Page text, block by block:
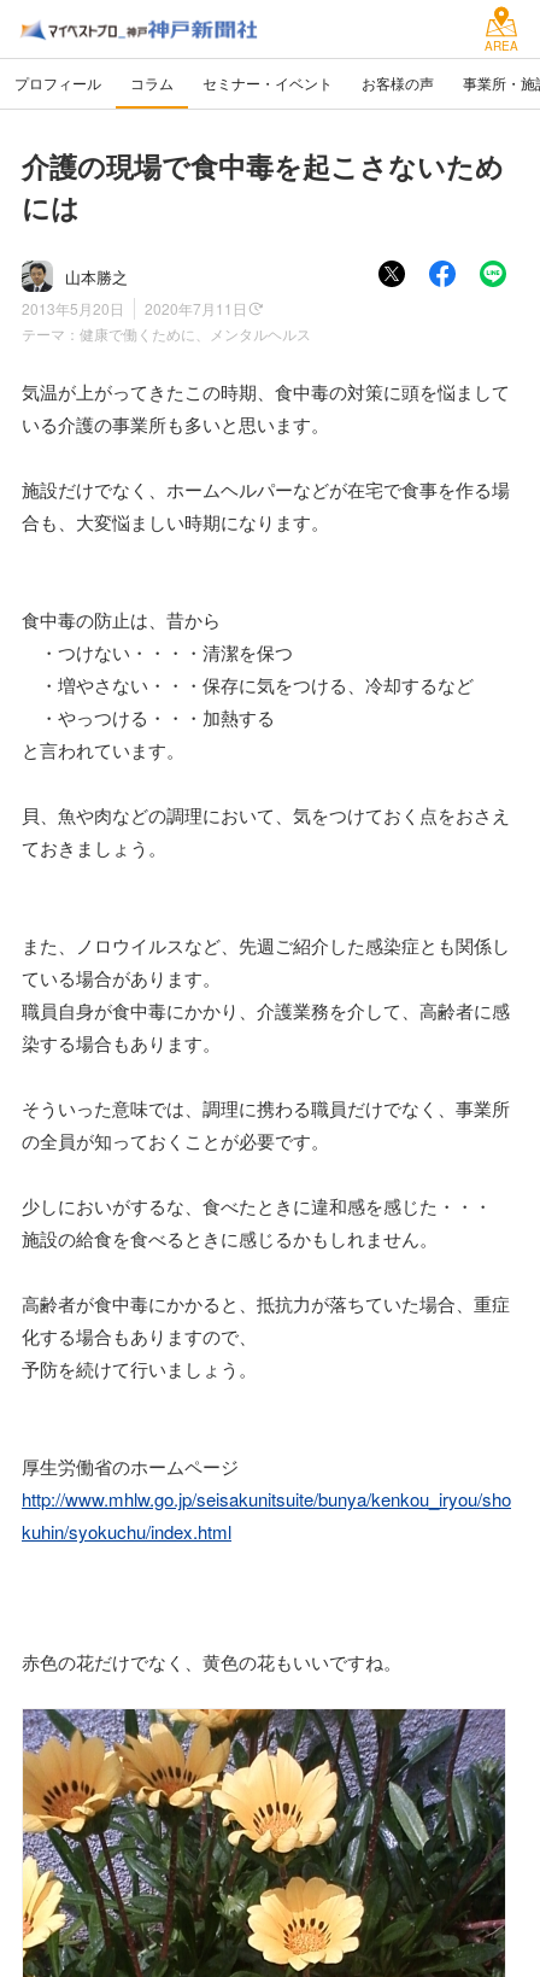
AREA
プロフィール コラム セミナー・イベント お客様の声 事業所・施
介護の現場で食中毒を起こさないため
には
山本勝之
2013年5月20日
2020年7月11日
テーマ： 健康で働くために、メンタルヘルス
気温が上がってきたこの時期、食中毒の対策に頭を悩まして
いる介護の事業所も多いと思います。
施設だけでなく、ホームヘルパーなどが在宅で食事を作る場
合も、大変悩ましい時期になります。
食中毒の防止は、昔から
・つけない・・・・清潔を保つ
・増やさない・・・保存に気をつける、冷却するなど
・やっつける・・・加熱する
と言われています。
貝、魚や肉などの調理において、気をつけておく点をおさえ
ておきましょう。
また、ノロウイルスなど、先週ご紹介した感染症とも関係し
ている場合があります。
職員自身が食中毒にかかり、介護業務を介して、高齢者に感
染する場合もあります。
そういった意味では、調理に携わる職員だけでなく、事業所
の全員が知っておくことが必要です。
少しにおいがするな、食べたときに違和感を感じた・・・
施設の給食を食べるときに感じるかもしれません。
高齢者が食中毒にかかると、抵抗力が落ちていた場合、重症
化する場合もありますので、
予防を続けて行いましょう。
厚生労働省のホームページ
http://www.mhlw.go.jp/seisakunitsuite/bunya/kenkou_iryou/sho
kuhin/syokuchu/index.html
赤色の花だけでなく、黄色の花もいいですね。